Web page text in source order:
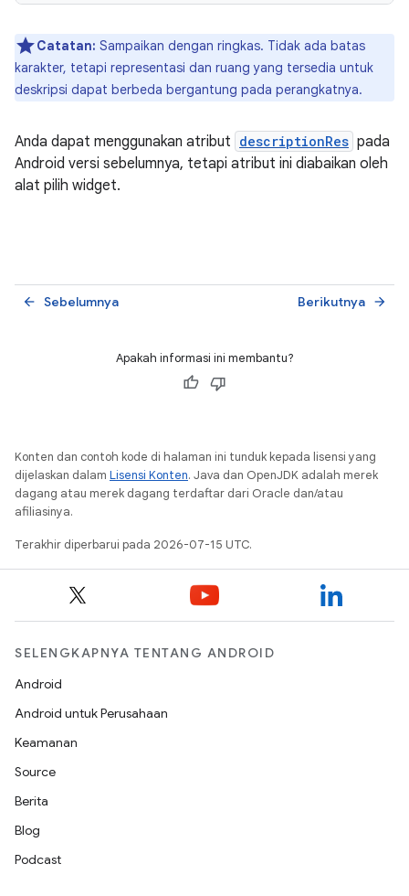
Catatan: Sampaikan dengan ringkas. Tidak ada batas
karakter, tetapi representasi dan ruang yang tersedia untuk
deskripsi dapat berbeda bergantung pada perangkatnya.
Anda dapat menggunakan atribut descriptionRes pada
Android versi sebelumnya, tetapi atribut ini diabaikan oleh
alat pilih widget.
Sebelumnya
arrow_back Berikutnya arrow_forward
Apakah informasi ini membantu?
Konten dan contoh kode di halaman ini tunduk kepada lisensi yang
dijelaskan dalam Lisensi Konten. Java dan OpenJDK adalah merek
dagang atau merek dagang terdaftar dari Oracle dan/atau
afiliasinya.
Terakhir diperbarui pada 2026-07-15 UTC.
SELENGKAPNYA TENTANG ANDROID
Android
Android untuk Perusahaan
Keamanan
Source
Berita
Blog
Podcast